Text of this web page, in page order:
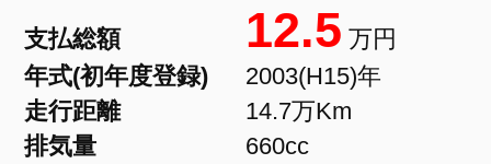
支払総額 12.5 万円
年式(初年度登録)
2003(H15)年
走行距離
14.7万Km
排気量
660cc